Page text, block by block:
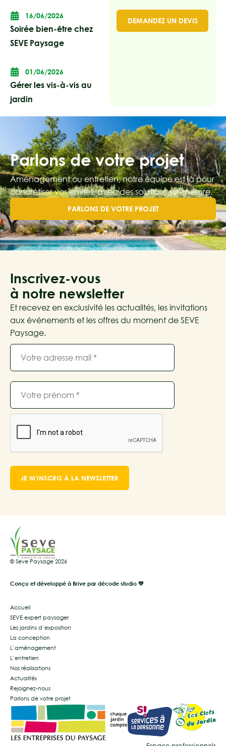
16/06/2026
Soirée bien-être chez
SEVE Paysage
01/06/2026
Gérer les vis-à-vis au
jardin
DEMANDEZ UN DEVIS
Parlons de votre projet
Aménagement ou entretien, notre équipe est là pour
concrétiser vos envies, avec des solutions sur-mesure.
PARLONS DE VOTRE PROJET
Inscrivez-vous
à notre newsletter
Et recevez en exclusivité les actualités, les invitations
aux événements et les offres du moment de SEVE
Paysage.
© Seve Paysage 2026
Conçu et développé à Brive par décode studio 💚
Accueil
SEVE expert paysager
Les jardins d’exposition
La conception
L’aménagement
L’entretien
Nos réalisations
Actualités
Rejoignez-nous
Parlons de votre projet